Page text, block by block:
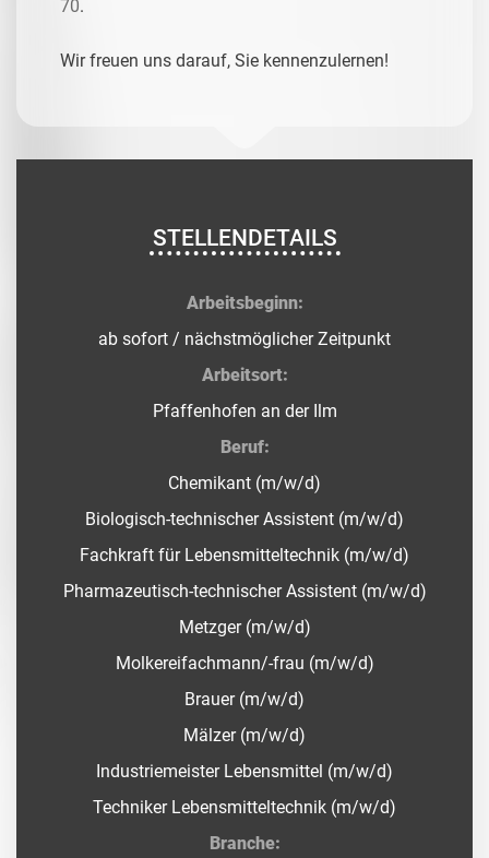
70.
Wir freuen uns darauf, Sie kennenzulernen!
STELLENDETAILS
Arbeitsbeginn:
ab sofort / nächstmöglicher Zeitpunkt
Arbeitsort:
Pfaffenhofen an der Ilm
Beruf:
Chemikant (m/w/d)
Biologisch-technischer Assistent (m/w/d)
Fachkraft für Lebensmitteltechnik (m/w/d)
Pharmazeutisch-technischer Assistent (m/w/d)
Metzger (m/w/d)
Molkereifachmann/-frau (m/w/d)
Brauer (m/w/d)
Mälzer (m/w/d)
Industriemeister Lebensmittel (m/w/d)
Techniker Lebensmitteltechnik (m/w/d)
Branche: